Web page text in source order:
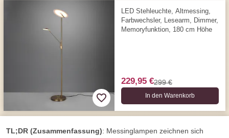
LED Stehleuchte, Altmessing,
Farbwechsler, Lesearm, Dimmer,
Memoryfunktion, 180 cm Höhe
229,95 €299 €
In den Warenkorb
TL;DR (Zusammenfassung): Messinglampen zeichnen sich